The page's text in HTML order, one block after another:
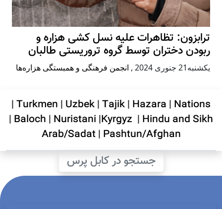
ترابزون: تظاهرات علیه نسل کشی هزاره و
ربودن دختران توسط گروه تروریستی طالبان
يكشنبه21 جنوری 2024 , انجمن فرهنگی و همبستگی هزاره‌ها
Nations
|
Hazara
|
Tajik
|
Uzbek
|
Turkmen
|
Hindu and Sikh
|
Kyrgyz
|
Nuristani
|
Baloch
|
Pashtun/Afghan
|
Arab/Sadat
جستجو در کابل پرس